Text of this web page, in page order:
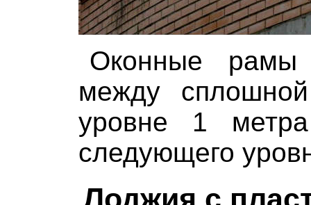
Оконные рамы
между
уровне 1
следующего